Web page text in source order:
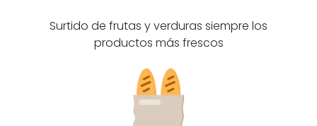
Surtido de frutas y verduras siempre los
productos más frescos